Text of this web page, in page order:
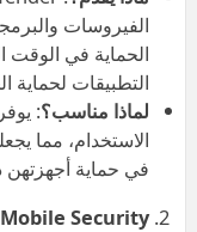
الفيروسات
التطبيقات لحماية
لماذا مناسب؟:
الاستخدام، مما
في حماية أجهزتهن
Security